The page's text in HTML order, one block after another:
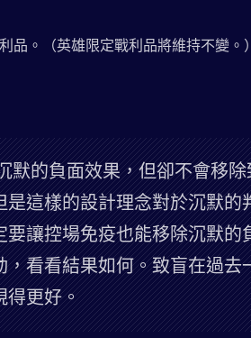
品。（英雄限定戰利品將維持不變
的負面效果，但卻不會移
這樣的設計理念對於沉默的
讓控場免疫也能移除沉默的
看看結果如何。致盲在過去
得更好。